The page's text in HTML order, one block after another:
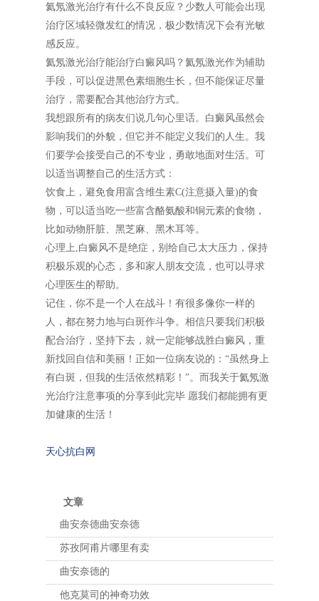
氦氖激光治疗有什么不良反应？少数人可能会出现
治疗区域轻微发红的情况，极少数情况下会有光敏
感反应。
氦氖激光治疗能治疗白癜风吗？氦氖激光作为辅助
手段，可以促进黑色素细胞生长，但不能保证尽量
治疗，需要配合其他治疗方式。
我想跟所有的病友们说几句心里话。白癜风虽然会
影响我们的外貌，但它并不能定义我们的人生。我
们要学会接受自己的不专业，勇敢地面对生活。可
以适当调整自己的生活方式：
饮食上，避免食用富含维生素C(注意摄入量)的食
物，可以适当吃一些富含酪氨酸和铜元素的食物，
比如动物肝脏、黑芝麻、黑木耳等。
心理上,白癜风不是绝症，别给自己太大压力，保持
积极乐观的心态，多和家人朋友交流，也可以寻求
心理医生的帮助。
记住，你不是一个人在战斗！有很多像你一样的
人，都在努力地与白斑作斗争。相信只要我们积极
配合治疗，坚持下去，就一定能够战胜白癜风，重
新找回自信和美丽！正如一位病友说的：“虽然身上
有白斑，但我的生活依然精彩！”。而我关于氦氖激
光治疗注意事项的分享到此完毕 愿我们都能拥有更
加健康的生活！
天心抗白网
文章
曲安奈德曲安奈德
苏孜阿甫片哪里有卖
曲安奈德的
他克莫司的神奇功效